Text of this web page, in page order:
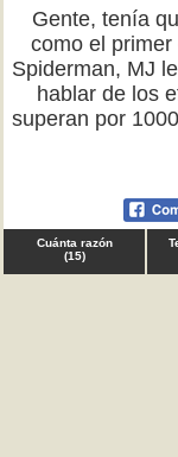
Gente, tenía
como el
Spiderman, MJ
hablar de los
superan por
Cuánta razón
(15)